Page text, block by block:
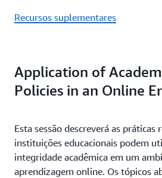
Recursos suplementares
Application of
Policies in an Online
Esta sessão descreverá as práticas
instituições educacionais podem
integridade acadêmica em um
aprendizagem online. Os tópicos